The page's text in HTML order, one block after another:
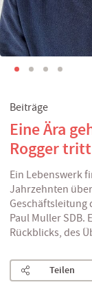
Beiträge
Eine Ära
Rogger
Ein Lebenswerk
Jahrzehnten
Geschäftsleitung
Paul Muller SDB.
Rückblicks, des
Teilen